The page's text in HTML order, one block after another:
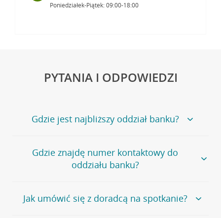
Poniedziałek-Piątek: 09:00-18:00
PYTANIA I ODPOWIEDZI
Gdzie jest najbliższy oddział banku?
Jeśli szukasz oddziału naszego banku, zapraszamy na
stronęPlacówki i bankomaty, na której znajduje się
wygodna wyszukiwarka.
oddziałów
Gdzie znajdę numer kontaktowy do
oddziału banku?
Bank Credit Agricole nie udostępnia ogólnego numeru
telefonu do placówki bankowej.
Jak umówić się z doradcą na spotkanie?